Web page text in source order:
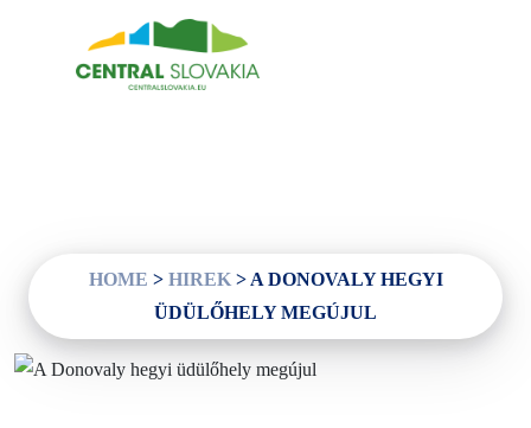
Kremnica
Krupina
Információs központok
HOME > HIREK > A DONOVALY HEGYI
ÜDÜLŐHELY MEGÚJUL